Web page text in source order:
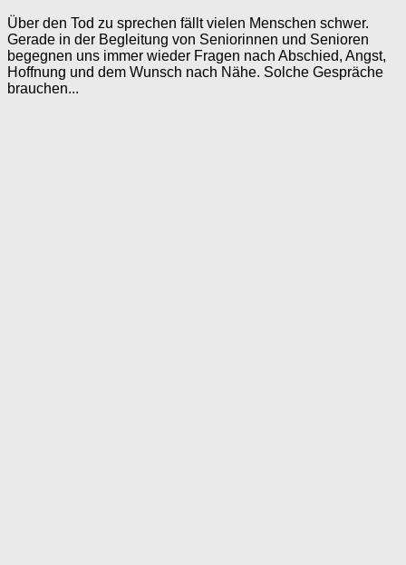
Über den Tod zu sprechen fällt vielen Menschen schwer.
Gerade in der Begleitung von Seniorinnen und Senioren
begegnen uns immer wieder Fragen nach Abschied, Angst,
Hoffnung und dem Wunsch nach Nähe. Solche Gespräche
brauchen...